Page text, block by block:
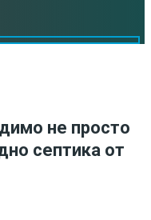
не просто
септика от